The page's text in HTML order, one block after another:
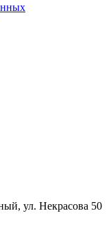
, ул. Некрасова 50